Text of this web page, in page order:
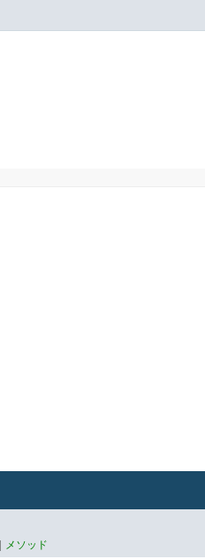
メソッド